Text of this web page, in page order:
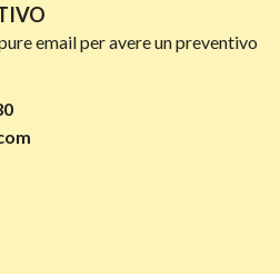
email per avere un preventivo